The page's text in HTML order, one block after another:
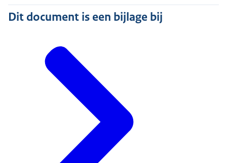
Dit document is een bijlage bij